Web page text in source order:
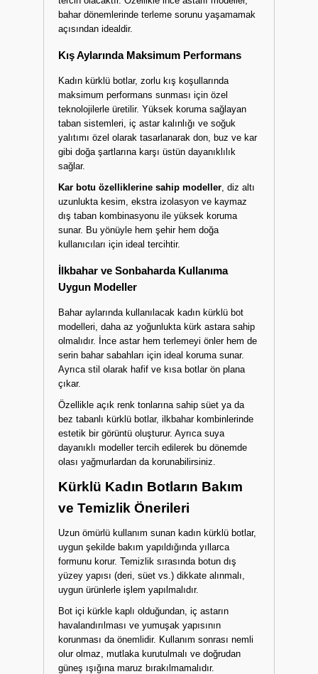
bahar dönemlerinde terleme sorunu yaşamamak
açısından idealdir.
Kış Aylarında Maksimum Performans
Kadın kürklü botlar, zorlu kış koşullarında
maksimum performans sunması için özel
teknolojilerle üretilir. Yüksek koruma sağlayan
taban sistemleri, iç astar kalınlığı ve soğuk
yalıtımı özel olarak tasarlanarak don, buz ve kar
gibi doğa şartlarına karşı üstün dayanıklılık
sağlar.
Kar botu özelliklerine sahip modeller, diz altı
uzunlukta kesim, ekstra izolasyon ve kaymaz
dış taban kombinasyonu ile yüksek koruma
sunar. Bu yönüyle hem şehir hem doğa
kullanıcıları için ideal tercihtir.
İlkbahar ve Sonbaharda Kullanıma
Uygun Modeller
Bahar aylarında kullanılacak kadın kürklü bot
modelleri, daha az yoğunlukta kürk astara sahip
olmalıdır. İnce astar hem terlemeyi önler hem de
serin bahar sabahları için ideal koruma sunar.
Ayrıca stil olarak hafif ve kısa botlar ön plana
çıkar.
Özellikle açık renk tonlarına sahip süet ya da
bez tabanlı kürklü botlar, ilkbahar kombinlerinde
estetik bir görüntü oluşturur. Ayrıca suya
dayanıklı modeller tercih edilerek bu dönemde
olası yağmurlardan da korunabilirsiniz.
Kürklü Kadın Botların Bakım
ve Temizlik Önerileri
Uzun ömürlü kullanım sunan kadın kürklü botlar,
uygun şekilde bakım yapıldığında yıllarca
formunu korur. Temizlik sırasında botun dış
yüzey yapısı (deri, süet vs.) dikkate alınmalı,
uygun ürünlerle işlem yapılmalıdır.
Bot içi kürkle kaplı olduğundan, iç astarın
havalandırılması ve yumuşak yapısının
korunması da önemlidir. Kullanım sonrası nemli
olur olmaz, mutlaka kurutulmalı ve doğrudan
güneş ışığına maruz bırakılmamalıdır.